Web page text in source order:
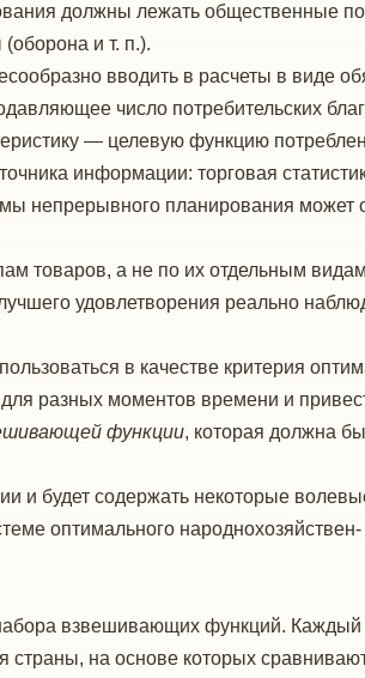
должны лежать общественные
и т. п.).
вводить в расчеты в виде
число потребительских
— целевую функцию
информации: торговая
непрерывного планирования может
товаров, а не по их отдельным
удовлетворения реально
в качестве критерия
разных моментов времени и
функции, которая должна
и будет содержать некоторые
оптимального народнохозяйствен-
взвешивающих функций.
страны, на основе которых